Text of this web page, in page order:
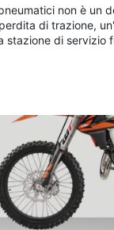
non è un
di trazione,
di servizio